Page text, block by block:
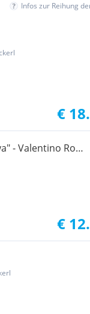
Infos zur Reihung
€
- Valentino Rossi
€